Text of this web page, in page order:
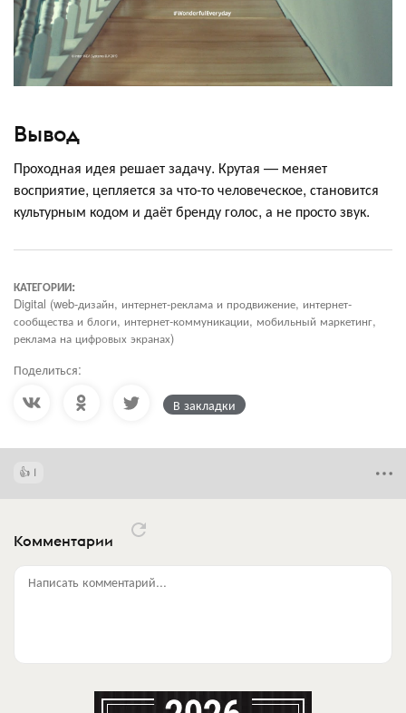
Вывод
Проходная идея решает задачу. Крутая — меняет
восприятие, цепляется за что-то человеческое, становится
культурным кодом и даёт бренду голос, а не просто звук.
КАТЕГОРИИ:
Digital (web-дизайн, интернет-реклама и продвижение, интернет-
сообщества и блоги, интернет-коммуникации, мобильный маркетинг,
реклама на цифровых экранах)
Поделиться:
В закладки
1
Комментарии
Написать комментарий...